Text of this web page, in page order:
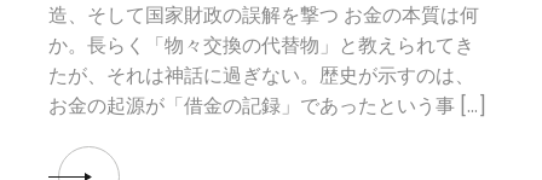
造、そして国家財政の誤解を撃つ お金の本質は何
か。長らく「物々交換の代替物」と教えられてき
たが、それは神話に過ぎない。歴史が示すのは、
お金の起源が「借金の記録」であったという事 […]